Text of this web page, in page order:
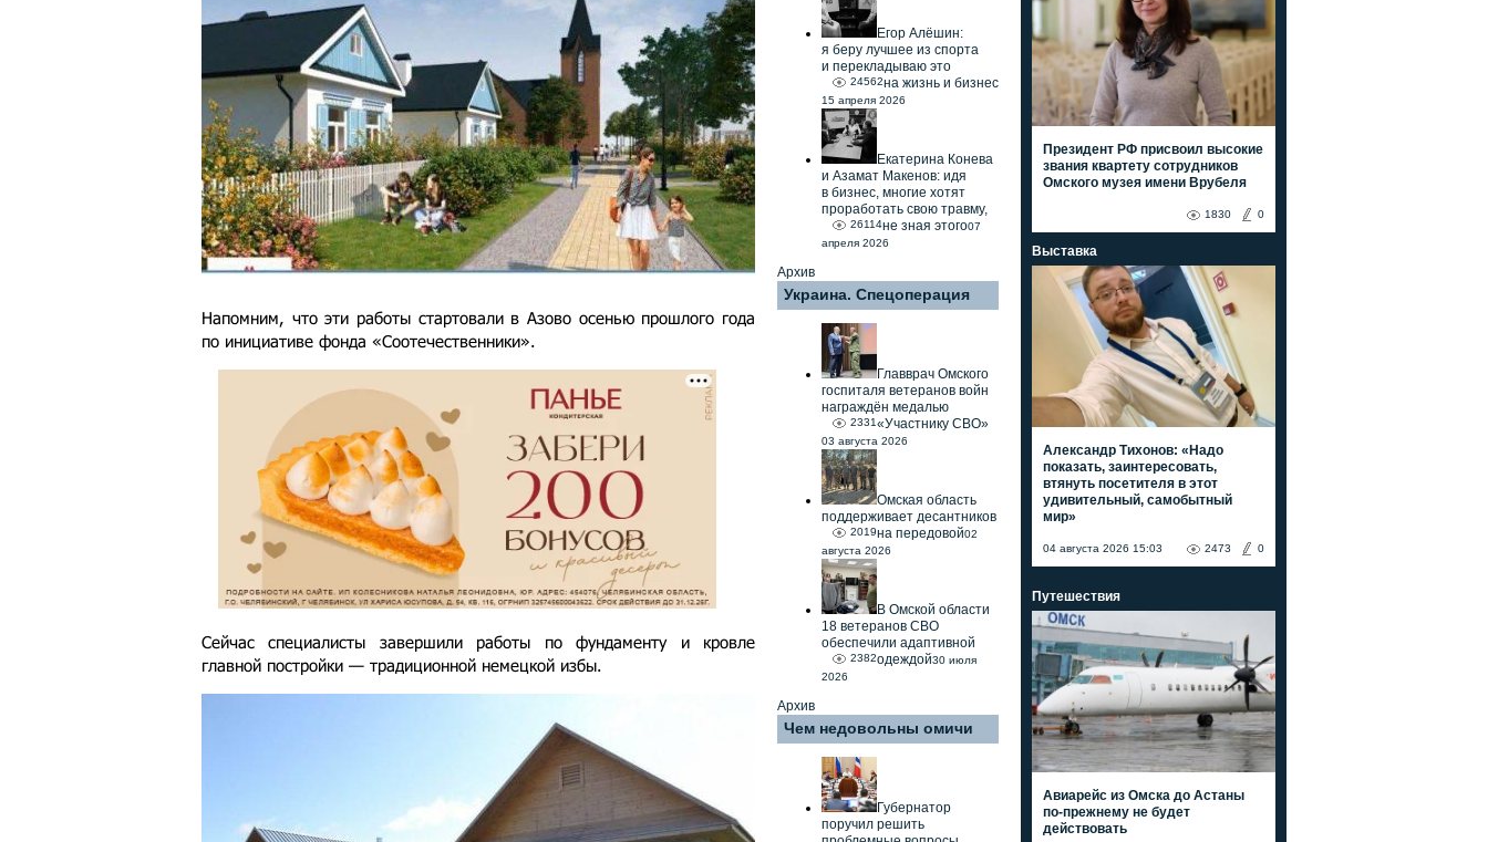
Напомним, что эти работы стартовали в Азово осенью прошлого года
по инициативе фонда «Соотечественники».
Сейчас специалисты завершили работы по фундаменту и кровле
главной постройки — традиционной немецкой избы.
Егор Алёшин:
я беру лучшее из спорта
и перекладываю это
на жизнь и бизнес
24562
15 апреля 2026
Екатерина Конева
и Азамат Макенов: идя
в бизнес, многие хотят
проработать свою травму,
не зная этого
26114
07
апреля 2026
Архив
Украина. Спецоперация
Главврач Омского
госпиталя ветеранов войн
награждён медалью
«Участнику СВО»
2331
03 августа 2026
Омская область
поддерживает десантников
на передовой
2019
02
августа 2026
В Омской области
18 ветеранов СВО
обеспечили адаптивной
одеждой
2382
30 июля
2026
Архив
Чем недовольны омичи
Губернатор
поручил решить
Президент РФ присвоил высокие
звания квартету сотрудников
Омского музея имени Врубеля
0
1830
Выставка
Александр Тихонов: «Надо
показать, заинтересовать,
втянуть посетителя в этот
удивительный, самобытный
мир»
04 августа 2026 15:03 0
2473
Путешествия
Авиарейс из Омска до Астаны
по-прежнему не будет
действовать